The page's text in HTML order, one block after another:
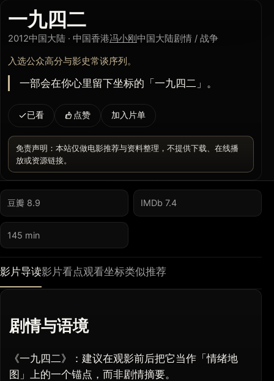
一九四二
2012中国大陆 · 中国香港冯小刚中国大陆剧情 / 战争
入选公众高分与影史常谈序列。
一部会在你心里留下坐标的「一九四二」。
已看 点赞 加入片单
免责声明：本站仅做电影推荐与资料整理，不提供下载、在线播
放或资源链接。
豆瓣 8.9 IMDb 7.4
145 min
影片导读影片看点观看坐标类似推荐
剧情与语境
《一九四二》：建议在观影前后把它当作「情绪地
图」上的一个锚点，而非剧情摘要。